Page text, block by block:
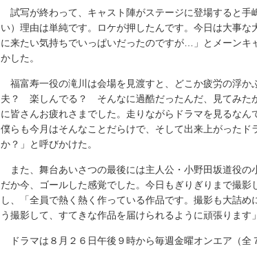
試写が終わって、キャスト陣がステージに登場すると手
い）理由は単純です。ロケが押したんです。今日は大事な
に来たい気持ちでいっぱいだったのですが…」とメーンキ
かした。
福富寿一役の滝川は会場を見渡すと、どこか疲労の浮か
夫？ 楽しんでる？ そんなに過酷だったんだ、見てみた
に皆さんお疲れさまでした。走りながらドラマを見るなん
僕らも今月はそんなことだらけで、そして出来上がったド
か？」と呼びかけた。
また、舞台あいさつの最後には主人公・小野田坂道役の
だか今、ゴールした感覚でした。今日もぎりぎりまで撮
し、「全員で熱く熱く作っている作品です。撮影も大詰
う撮影して、すてきな作品を届けられるように頑張ります
ドラマは８月２６日午後９時から毎週金曜オンエア（全